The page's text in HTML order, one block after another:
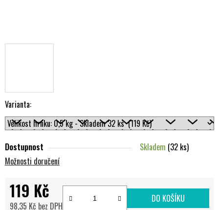
Varianta:
Dostupnost Skladem (32 ks)
Možnosti doručení
119 Kč
98,35 Kč bez DPH
DO KOŠÍKU